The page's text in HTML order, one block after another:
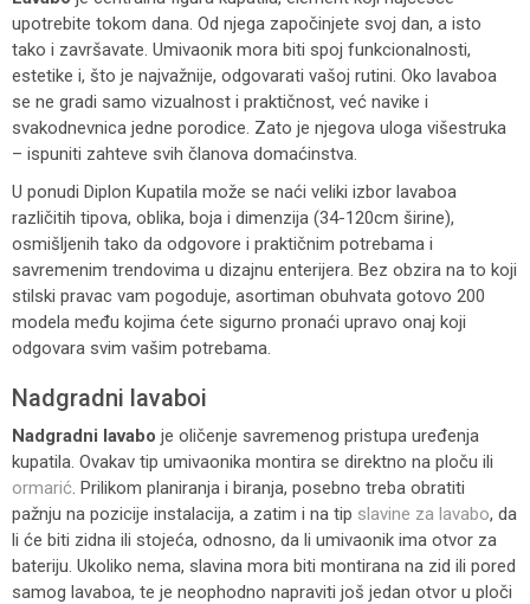
upotrebite tokom dana. Od njega započinjete svoj dan, a isto
tako i završavate. Umivaonik mora biti spoj funkcionalnosti,
estetike i, što je najvažnije, odgovarati vašoj rutini. Oko lavaboa
se ne gradi samo vizualnost i praktičnost, već navike i
svakodnevnica jedne porodice. Zato je njegova uloga višestruka
– ispuniti zahteve svih članova domaćinstva.
U ponudi Diplon Kupatila može se naći veliki izbor lavaboa
različitih tipova, oblika, boja i dimenzija (34-120cm širine),
osmišljenih tako da odgovore i praktičnim potrebama i
savremenim trendovima u dizajnu enterijera. Bez obzira na to koji
stilski pravac vam pogoduje, asortiman obuhvata gotovo 200
modela među kojima ćete sigurno pronaći upravo onaj koji
odgovara svim vašim potrebama.
Nadgradni lavaboi
Nadgradni lavabo je oličenje savremenog pristupa uređenja
kupatila. Ovakav tip umivaonika montira se direktno na ploču ili
ormarić. Prilikom planiranja i biranja, posebno treba obratiti
pažnju na pozicije instalacija, a zatim i na tip slavine za lavabo, da
li će biti zidna ili stojeća, odnosno, da li umivaonik ima otvor za
bateriju. Ukoliko nema, slavina mora biti montirana na zid ili pored
samog lavaboa, te je neophodno napraviti još jedan otvor u ploči